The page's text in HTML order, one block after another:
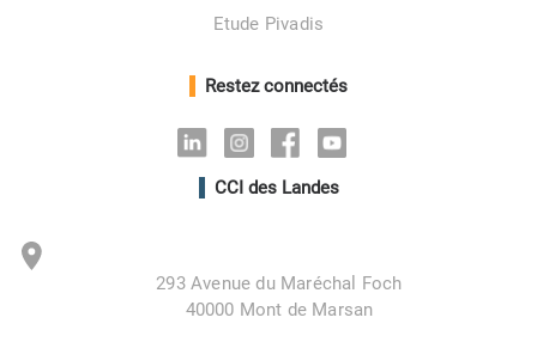
Etude Pivadis
Restez connectés
LinkedinInstagramFacebookYoutube
CCI des Landes
293 Avenue du Maréchal Foch
40000 Mont de Marsan